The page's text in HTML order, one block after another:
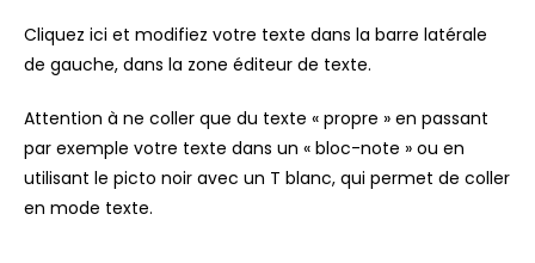
Cliquez ici et modifiez votre texte dans la barre latérale
de gauche, dans la zone éditeur de texte.
Attention à ne coller que du texte « propre » en passant
par exemple votre texte dans un « bloc-note » ou en
utilisant le picto noir avec un T blanc, qui permet de coller
en mode texte.